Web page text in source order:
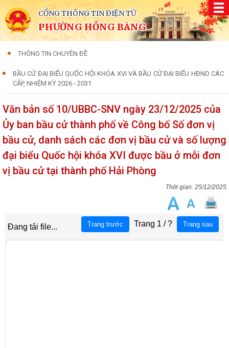
CỔNG THÔNG TIN ĐIỆN TỬ
PHƯỜNG HỒNG BÀNG
THÔNG TIN CHUYÊN ĐỀ
BẦU CỬ ĐẠI BIỂU QUỐC HỘI KHÓA XVI VÀ BẦU CỬ ĐẠI BIỂU HĐND CÁC
CẤP, NHIỆM KỲ 2026 - 2031
Văn bản số 10/UBBC-SNV ngày 23/12/2025 của
Ủy ban bầu cử thành phố về Công bố Số đơn vị
bầu cử, danh sách các đơn vị bầu cử và số lượng
đại biểu Quốc hội khóa XVI được bầu ở mỗi đơn
vị bầu cử tại thành phố Hải Phòng
25/12/2025